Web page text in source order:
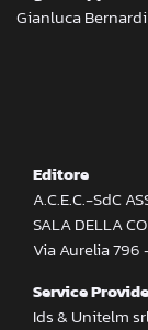
Gianluca
Editore
A.C.E.C.-SdC
SALA DELLA
Via Aurelia 796
Service
Ids & Unitelm